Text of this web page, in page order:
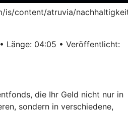
is/content/atruvia/
Länge: 04:05 • Veröffentlicht:
die Ihr Geld nicht nur in
sondern in verschiedene,